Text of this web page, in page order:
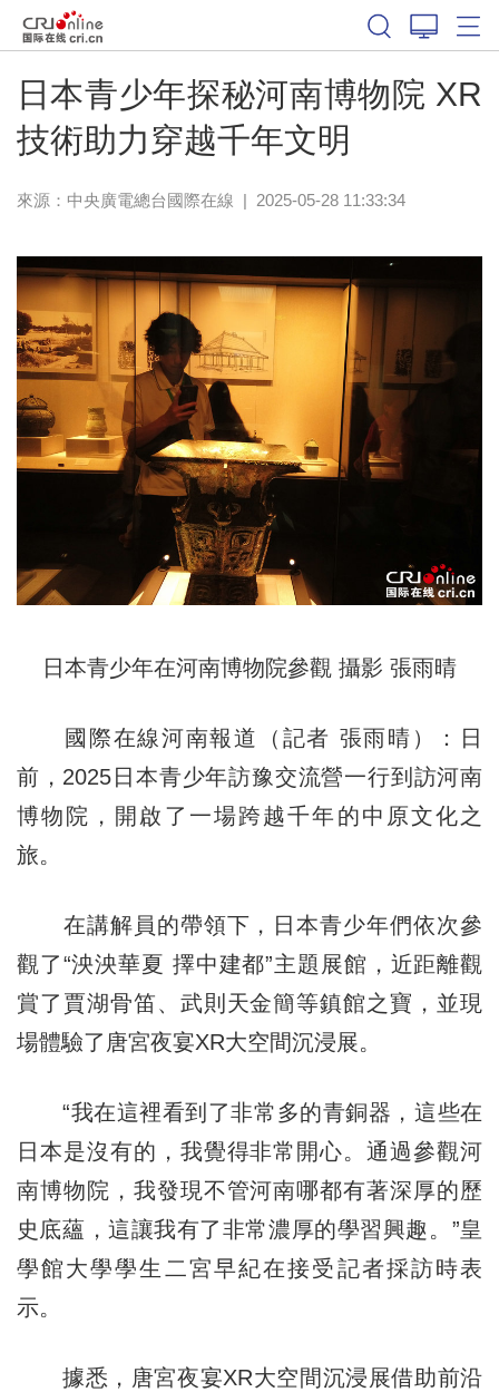
日本青少年探秘河南博物院 XR
技術助力穿越千年文明
來源： 中央廣電總台國際在線 | 2025-05-28 11:33:34
日本青少年在河南博物院參觀 攝影 張雨晴
國際在線河南報道（記者 張雨晴）：日
前，2025日本青少年訪豫交流營一行到訪河南
博物院，開啟了一場跨越千年的中原文化之
旅。
在講解員的帶領下，日本青少年們依次參
觀了“泱泱華夏 擇中建都”主題展館，近距離觀
賞了賈湖骨笛、武則天金簡等鎮館之寶，並現
場體驗了唐宮夜宴XR大空間沉浸展。
“我在這裡看到了非常多的青銅器，這些在
日本是沒有的，我覺得非常開心。通過參觀河
南博物院，我發現不管河南哪都有著深厚的歷
史底蘊，這讓我有了非常濃厚的學習興趣。”皇
學館大學學生二宮早紀在接受記者採訪時表
示。
據悉，唐宮夜宴XR大空間沉浸展借助前沿